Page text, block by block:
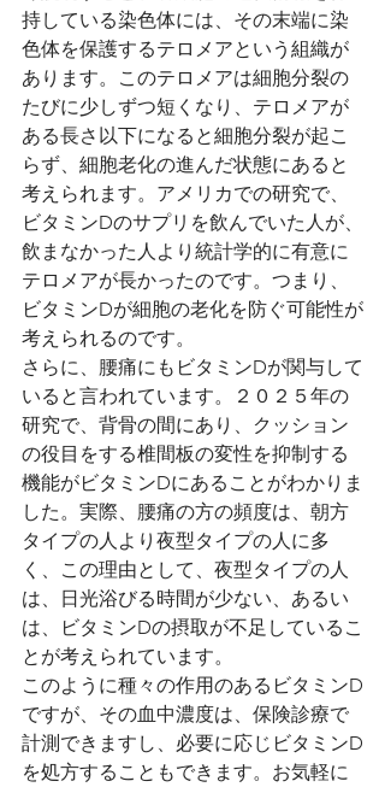
持している染色体には、その末端に染
色体を保護するテロメアという組織が
あります。このテロメアは細胞分裂の
たびに少しずつ短くなり、テロメアが
ある長さ以下になると細胞分裂が起こ
らず、細胞老化の進んだ状態にあると
考えられます。アメリカでの研究で、
ビタミンDのサプリを飲んでいた人が、
飲まなかった人より統計学的に有意に
テロメアが長かったのです。つまり、
ビタミンDが細胞の老化を防ぐ可能性が
考えられるのです。
さらに、腰痛にもビタミンDが関与して
いると言われています。２０２５年の
研究で、背骨の間にあり、クッション
の役目をする椎間板の変性を抑制する
機能がビタミンDにあることがわかりま
した。実際、腰痛の方の頻度は、朝方
タイプの人より夜型タイプの人に多
く、この理由として、夜型タイプの人
は、日光浴びる時間が少ない、あるい
は、ビタミンDの摂取が不足しているこ
とが考えられています。
このように種々の作用のあるビタミンD
ですが、その血中濃度は、保険診療で
計測できますし、必要に応じビタミンD
を処方することもできます。お気軽に